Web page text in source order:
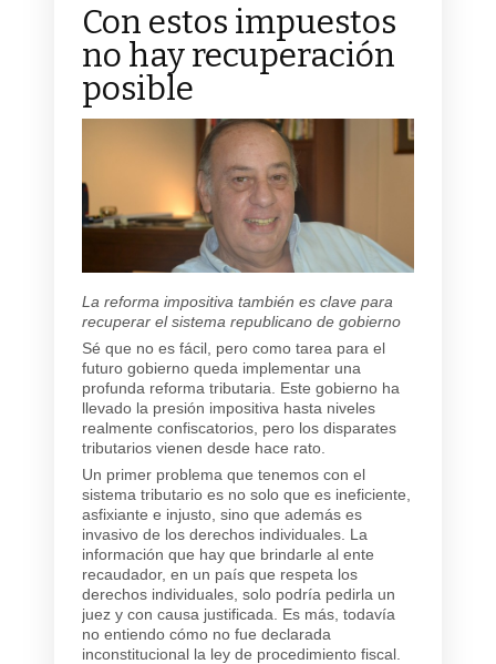
Con estos impuestos
no hay recuperación
posible
La reforma impositiva también es clave para
recuperar el sistema republicano de gobierno
Sé que no es fácil, pero como tarea para el
futuro gobierno queda implementar una
profunda reforma tributaria. Este gobierno ha
llevado la presión impositiva hasta niveles
realmente confiscatorios, pero los disparates
tributarios vienen desde hace rato.
Un primer problema que tenemos con el
sistema tributario es no solo que es ineficiente,
asfixiante e injusto, sino que además es
invasivo de los derechos individuales. La
información que hay que brindarle al ente
recaudador, en un país que respeta los
derechos individuales, solo podría pedirla un
juez y con causa justificada. Es más, todavía
no entiendo cómo no fue declarada
inconstitucional la ley de procedimiento fiscal.